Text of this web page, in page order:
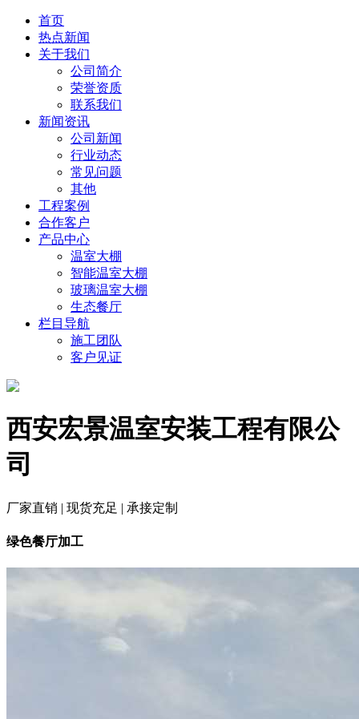
首页
热点新闻
关于我们
公司简介
荣誉资质
联系我们
新闻资讯
公司新闻
行业动态
常见问题
其他
工程案例
合作客户
产品中心
温室大棚
智能温室大棚
玻璃温室大棚
生态餐厅
栏目导航
施工团队
客户见证
西安宏景温室安装工程有限公
司
厂家直销 | 现货充足 | 承接定制
绿色餐厅加工